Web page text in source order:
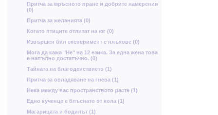
ь
Ч
Ю
б
Ь
ь
г
рж
Притча за мръсното пране и добрите намерения
(0)
Притча за желанията (0)
Когато птиците отлитат на юг (0)
Извършен бил експеримент с плъхове (0)
Мога да кажа "Не" на 12 езика. За една жена това
е напълно достатъчно. (0)
Тайната на благоденствието (1)
Притча за овладяване на гнева (1)
Нека между вас пространството расте (1)
Едно кученце е блъснато от кола (1)
Магарицата и бодилът (1)